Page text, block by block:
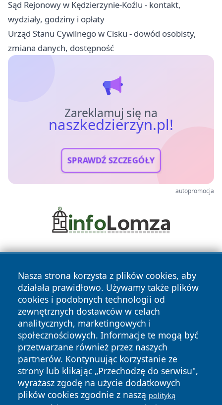
Sąd Rejonowy w Kędzierzynie-Koźlu - kontakt,
wydziały, godziny i opłaty
Urząd Stanu Cywilnego w Cisku - dowód osobisty,
zmiana danych, dostępność
Zareklamuj się na
naszkedzierzyn.pl!
SPRAWDŹ SZCZEGÓŁY
autopromocja
Nasza strona korzysta z plików cookies, aby
działała prawidłowo. Używamy także plików
cookies i podobnych technologii od
zewnętrznych dostawców w celach
analitycznych, marketingowych i
społecznościowych. Informacje te mogą być
przetwarzane również przez naszych
partnerów. Kontynuując korzystanie ze
strony lub klikając „Przechodzę do serwisu",
wyrażasz zgodę na użycie dodatkowych
plików cookies zgodnie z naszą polityką
Copyright © 2026 naszkedzierzyn.pl Wszystkie prawa
zastrzeżone.
News Autorzy
Polityka
Prywatności
Polityka
Cookies